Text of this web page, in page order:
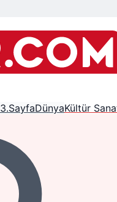
3.SayfaDünyaKültür